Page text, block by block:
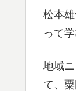
松本
って
地域
て、